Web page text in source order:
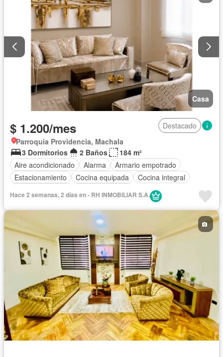
Casa
$ 1.200/mes
Destacado
Parroquia Providencia, Machala
3 Dormitorios
2 Baños
184 m²
Aire acondicionado
Alarma
Armario empotrado
Estacionamiento
Cocina equipada
Cocina integral
Hace 2 semanas, 2 días en - RH INMOBILIAR S.A.